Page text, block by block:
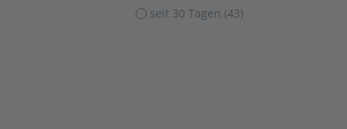
seit 30 Tagen (43)